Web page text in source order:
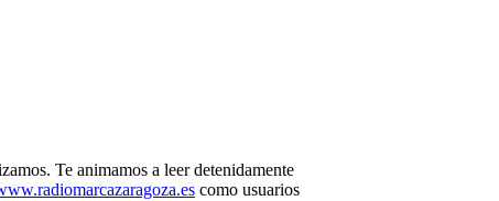
Te animamos a leer detenidamente
como usuarios